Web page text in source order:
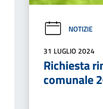
NOTIZIE
31 LUGLIO 2024
Richiesta
comunale